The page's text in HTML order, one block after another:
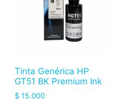
Tinta Genérica HP
GT51 BK Premium Ink
$15.000